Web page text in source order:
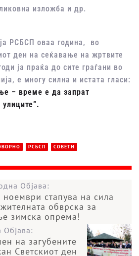
изложба и др.
РСБСП оваа година, во
ден на сеќавање на жртвите
ја праќа до сите граѓани во
е многу силна и истата гласи:
– време е да запрат
РСБСП СОВЕТИ
Објава:
стапува на сила
обврска за
зимска опрема!
Објава:
на загубените
Светскиот ден